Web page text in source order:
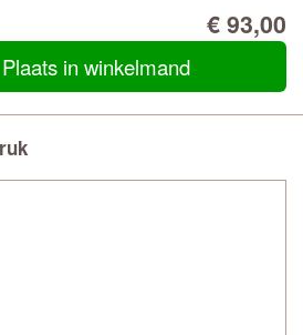
€ 93,00
Plaats in winkelmand